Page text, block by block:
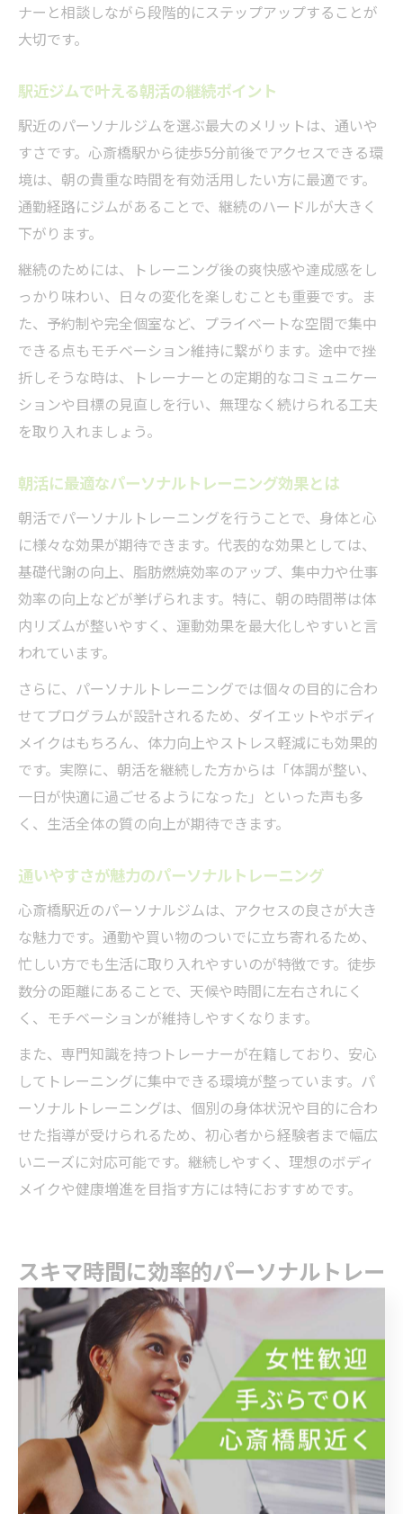
ナーと相談しながら段階的にステップアップすることが
大切です。
駅近ジムで叶える朝活の継続ポイント
駅近のパーソナルジムを選ぶ最大のメリットは、通いや
すさです。心斎橋駅から徒歩5分前後でアクセスできる環
境は、朝の貴重な時間を有効活用したい方に最適です。
通勤経路にジムがあることで、継続のハードルが大きく
下がります。
継続のためには、トレーニング後の爽快感や達成感をし
っかり味わい、日々の変化を楽しむことも重要です。ま
た、予約制や完全個室など、プライベートな空間で集中
できる点もモチベーション維持に繋がります。途中で挫
折しそうな時は、トレーナーとの定期的なコミュニケー
ションや目標の見直しを行い、無理なく続けられる工夫
を取り入れましょう。
朝活に最適なパーソナルトレーニング効果とは
朝活でパーソナルトレーニングを行うことで、身体と心
に様々な効果が期待できます。代表的な効果としては、
基礎代謝の向上、脂肪燃焼効率のアップ、集中力や仕事
効率の向上などが挙げられます。特に、朝の時間帯は体
内リズムが整いやすく、運動効果を最大化しやすいと言
われています。
さらに、パーソナルトレーニングでは個々の目的に合わ
せてプログラムが設計されるため、ダイエットやボディ
メイクはもちろん、体力向上やストレス軽減にも効果的
です。実際に、朝活を継続した方からは「体調が整い、
一日が快適に過ごせるようになった」といった声も多
く、生活全体の質の向上が期待できます。
通いやすさが魅力のパーソナルトレーニング
心斎橋駅近のパーソナルジムは、アクセスの良さが大き
な魅力です。通勤や買い物のついでに立ち寄れるため、
忙しい方でも生活に取り入れやすいのが特徴です。徒歩
数分の距離にあることで、天候や時間に左右されにく
く、モチベーションが維持しやすくなります。
また、専門知識を持つトレーナーが在籍しており、安心
してトレーニングに集中できる環境が整っています。パ
ーソナルトレーニングは、個別の身体状況や目的に合わ
せた指導が受けられるため、初心者から経験者まで幅広
いニーズに対応可能です。継続しやすく、理想のボディ
メイクや健康増進を目指す方には特におすすめです。
スキマ時間に効率的パーソナルトレー
ニング
スキマ時間を活かすパーソナルトレーニング方法
心斎橋駅近くでパーソナルトレーニングを始めたい方に
とって、スキマ時間の活用は大きなメリットです。朝の
通勤前や仕事の合間、短時間でも効率的にトレーニング
できる環境が整っているジムが多く、無理なく続けやす
いのが特長です。